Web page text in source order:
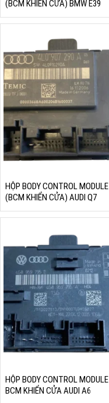
(BCM KHIỂN CỬA) BMW E39
HỘP BODY CONTROL MODULE
(BCM KHIỂN CỬA) AUDI Q7
HỘP BODY CONTROL MODULE
BCM KHIỂN CỬA AUDI A6